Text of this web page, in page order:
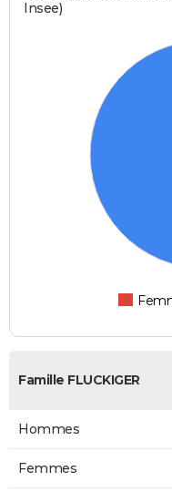
Insee)
Famille FLUCKIGER
Hommes
Femmes